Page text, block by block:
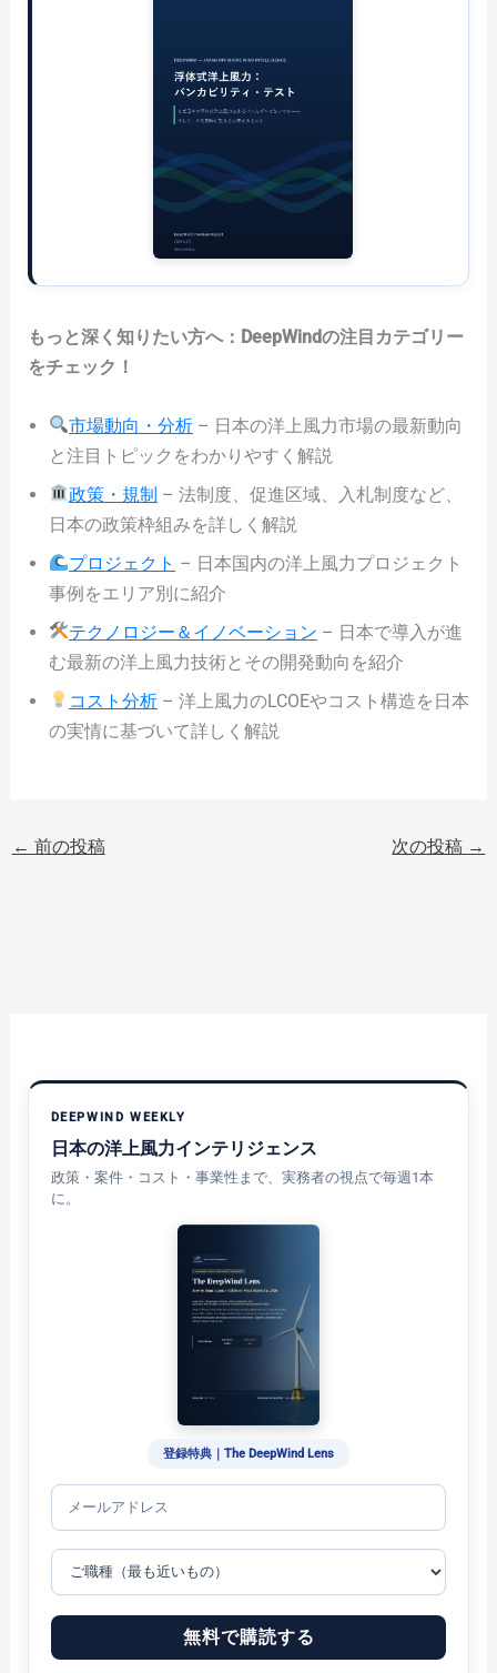
もっと深く知りたい方へ：DeepWindの注目カテゴリー
をチェック！
市場動向・分析 – 日本の洋上風力市場の最新動向
と注目トピックをわかりやすく解説
政策・規制 – 法制度、促進区域、入札制度など、
日本の政策枠組みを詳しく解説
プロジェクト – 日本国内の洋上風力プロジェクト
事例をエリア別に紹介
テクノロジー＆イノベーション – 日本で導入が進
む最新の洋上風力技術とその開発動向を紹介
コスト分析 – 洋上風力のLCOEやコスト構造を日本
の実情に基づいて詳しく解説
← 前の投稿 次の投稿 →
DEEPWIND WEEKLY
日本の洋上風力インテリジェンス
政策・案件・コスト・事業性まで、実務者の視点で毎週1本
に。
登録特典｜The DeepWind Lens
無料で購読する